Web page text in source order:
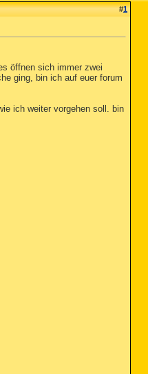
#1
öffnen sich immer zwei
ging, bin ich auf euer forum
ich weiter vorgehen soll. bin